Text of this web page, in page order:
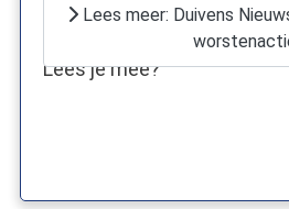
Een mooi artikel in het
Lees je mee?
Lees meer: Duivens